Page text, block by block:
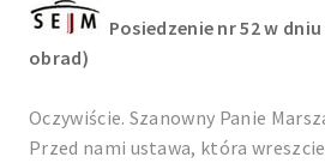
Posiedzenie nr 52 w
obrad)
Oczywiście. Szanowny Panie
Przed nami ustawa, która